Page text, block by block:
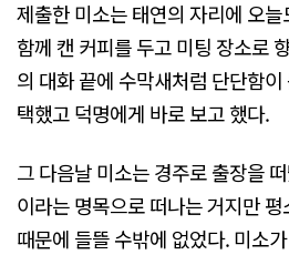
제출한 미소는 태연의 자리에 오
함께 캔 커피를 두고 미팅 장소로
의 대화 끝에 수막새처럼 단단함
택했고 덕명에게 바로 보고 했다.
그 다음날 미소는 경주로 출장을
이라는 명목으로 떠나는 거지만
때문에 들뜰 수밖에 없었다. 미소